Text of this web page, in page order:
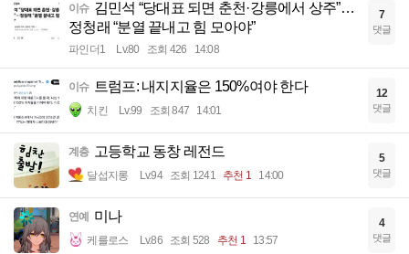
이슈 김민석 “당대표 되면 춘천·강릉에서 상주”…
정청래 “분열 끝내고 힘 모아야”
파인더1 Lv.80 조회 426 14:08
7
댓글
이슈 트럼프: 내지지율은 150%여야 한다
치킨 Lv.99 조회 847 14:01
12
댓글
계층 고등학교 동창 레전드
달섭지롱 Lv.94 조회 1241 추천 1 14:00
5
댓글
연예 미나
케를로스 Lv.86 조회 528 추천 1 13:57
4
댓글